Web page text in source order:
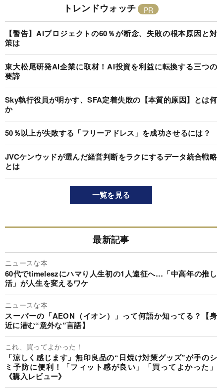
トレンドウォッチ
【警告】AIプロジェクトの60％が断念、失敗の根本原因と対
策は
東大松尾研発AI企業に取材！AI投資を利益に転換する三つの
要諦
Sky執行役員が明かす、SFA定着失敗の【本質的原因】とは何
か
50％以上が失敗する「フリーアドレス」を成功させるには？
JVCケンウッドが選んだ経営判断をラクにするデータ統合戦略
とは
一覧を見る
最新記事
ニュースな本
60代でtimeleszにハマり人生初の1人遠征へ…「中高年の推し
活」が人生を変えるワケ
ニュースな本
スーパーの「AEON（イオン）」って何語か知ってる？【身
近に潜む“意外な”言語】
これ、買ってよかった！
「涼しく感じます」無印良品の“日焼け対策グッズ”が手のシ
ミ予防に便利！「フィット感が良い」「買ってよかった」
《購入レビュー》